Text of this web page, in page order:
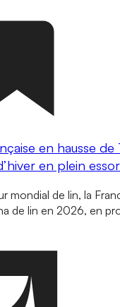
en hausse de
en plein essor
mondial de lin, la
de lin en 2026, en